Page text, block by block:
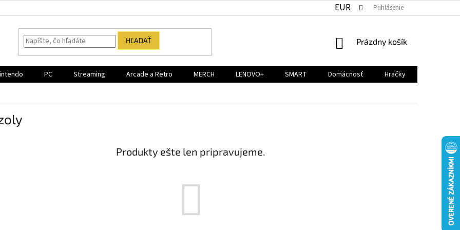
EUR Prihlásenie
HĽADAŤ
NÁKUPNÝ
Prázdny košík
PC Streaming Arcade a Retro MERCH LENOVO+ SMART Domácnosť
Hračky
Produkty ešte len pripravujeme.